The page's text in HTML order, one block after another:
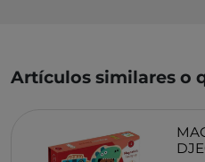
Artículos similares o